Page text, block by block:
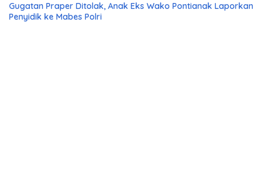
Gugatan Praper Ditolak, Anak Eks Wako Pontianak Laporkan
Penyidik ke Mabes Polri